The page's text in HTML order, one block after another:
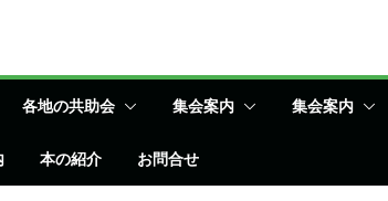
各地の共助会 集会案内 集会案内
本の紹介 お問合せ